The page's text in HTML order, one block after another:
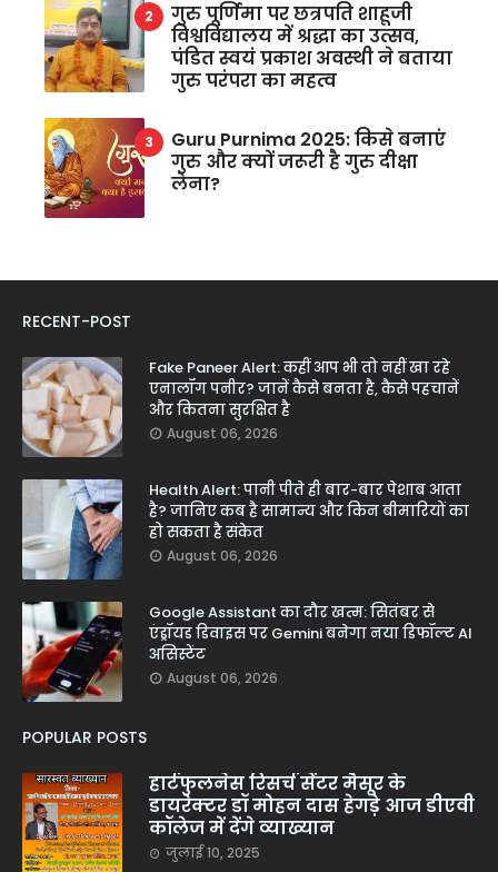
गुरु पूर्णिमा पर छत्रपति शाहूजी
विश्वविद्यालय में श्रद्धा का उत्सव,
पंडित स्वयं प्रकाश अवस्थी ने बताया
गुरु परंपरा का महत्व
Guru Purnima 2025: किसे बनाएं
गुरु और क्यों जरूरी है गुरु दीक्षा
लेना?
RECENT-POST
Fake Paneer Alert: कहीं आप भी तो नहीं खा रहे
एनालॉग पनीर? जानें कैसे बनता है, कैसे पहचानें
और कितना सुरक्षित है
August 06, 2026
Health Alert: पानी पीते ही बार-बार पेशाब आता
है? जानिए कब है सामान्य और किन बीमारियों का
हो सकता है संकेत
August 06, 2026
Google Assistant का दौर खत्म: सितंबर से
एंड्रॉयड डिवाइस पर Gemini बनेगा नया डिफॉल्ट AI
असिस्टेंट
August 06, 2026
POPULAR POSTS
हार्टफुलनेस रिसर्च सेंटर मैसूर के
डायरेक्टर डॉ मोहन दास हेगड़े आज डीएवी
कॉलेज में देंगे व्याख्यान
जुलाई 10, 2025